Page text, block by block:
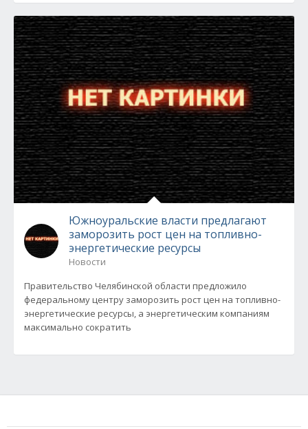
Южноуральские власти предлагают
заморозить рост цен на топливно-
энергетические ресурсы
Новости
Правительство Челябинской области предложило
федеральному центру заморозить рост цен на топливно-
энергетические ресурсы, а энергетическим компаниям
максимально сократить